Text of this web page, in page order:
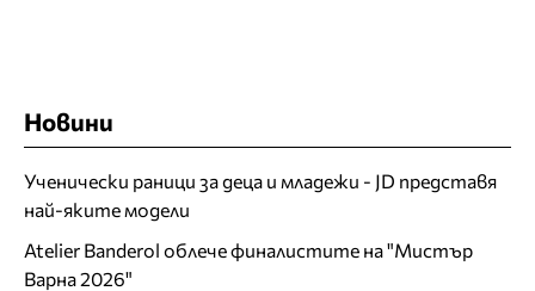
Новини
Ученически раници за деца и младежи - JD представя
най-яките модели
Atelier Banderol облече финалистите на "Мистър
Варна 2026"